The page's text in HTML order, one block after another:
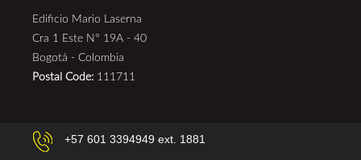
Edificio Mario Laserna
Cra 1 Este N° 19A - 40
Bogotá - Colombia
Postal Code: 111711
+57 601 3394949 ext. 1881